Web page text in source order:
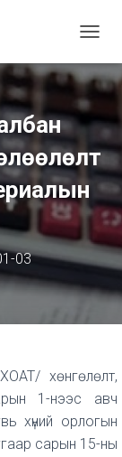
O
G
L
N
A
G
T
I
03
хөнгөлөлт,
1-нээс авч
хүний орлогын
сарын 15-ны